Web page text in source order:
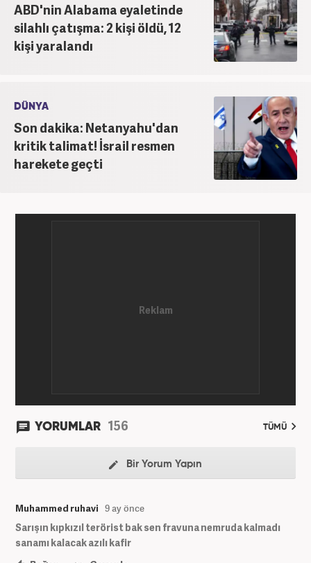
ABD'nin Alabama eyaletinde
silahlı çatışma: 2 kişi öldü, 12
kişi yaralandı
DÜNYA
Son dakika: Netanyahu'dan
kritik talimat! İsrail resmen
harekete geçti
YORUMLAR 156 TÜMÜ
Bir Yorum Yapın
Muhammed ruhavi 9 ay önce
Sarışın kıpkızıl terörist bak sen fravuna nemruda kalmadı
sanamı kalacak azılı kafir